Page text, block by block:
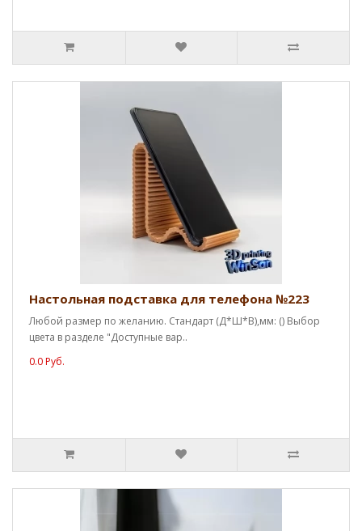
Настольная подставка для телефона №223
Любой размер по желанию. Стандарт (Д*Ш*В),мм: () Выбор
цвета в разделе "Доступные вар..
0.0 Руб.